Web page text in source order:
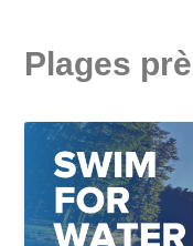
Plages